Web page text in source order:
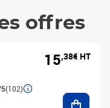
offres
(102)
15,38€ HT